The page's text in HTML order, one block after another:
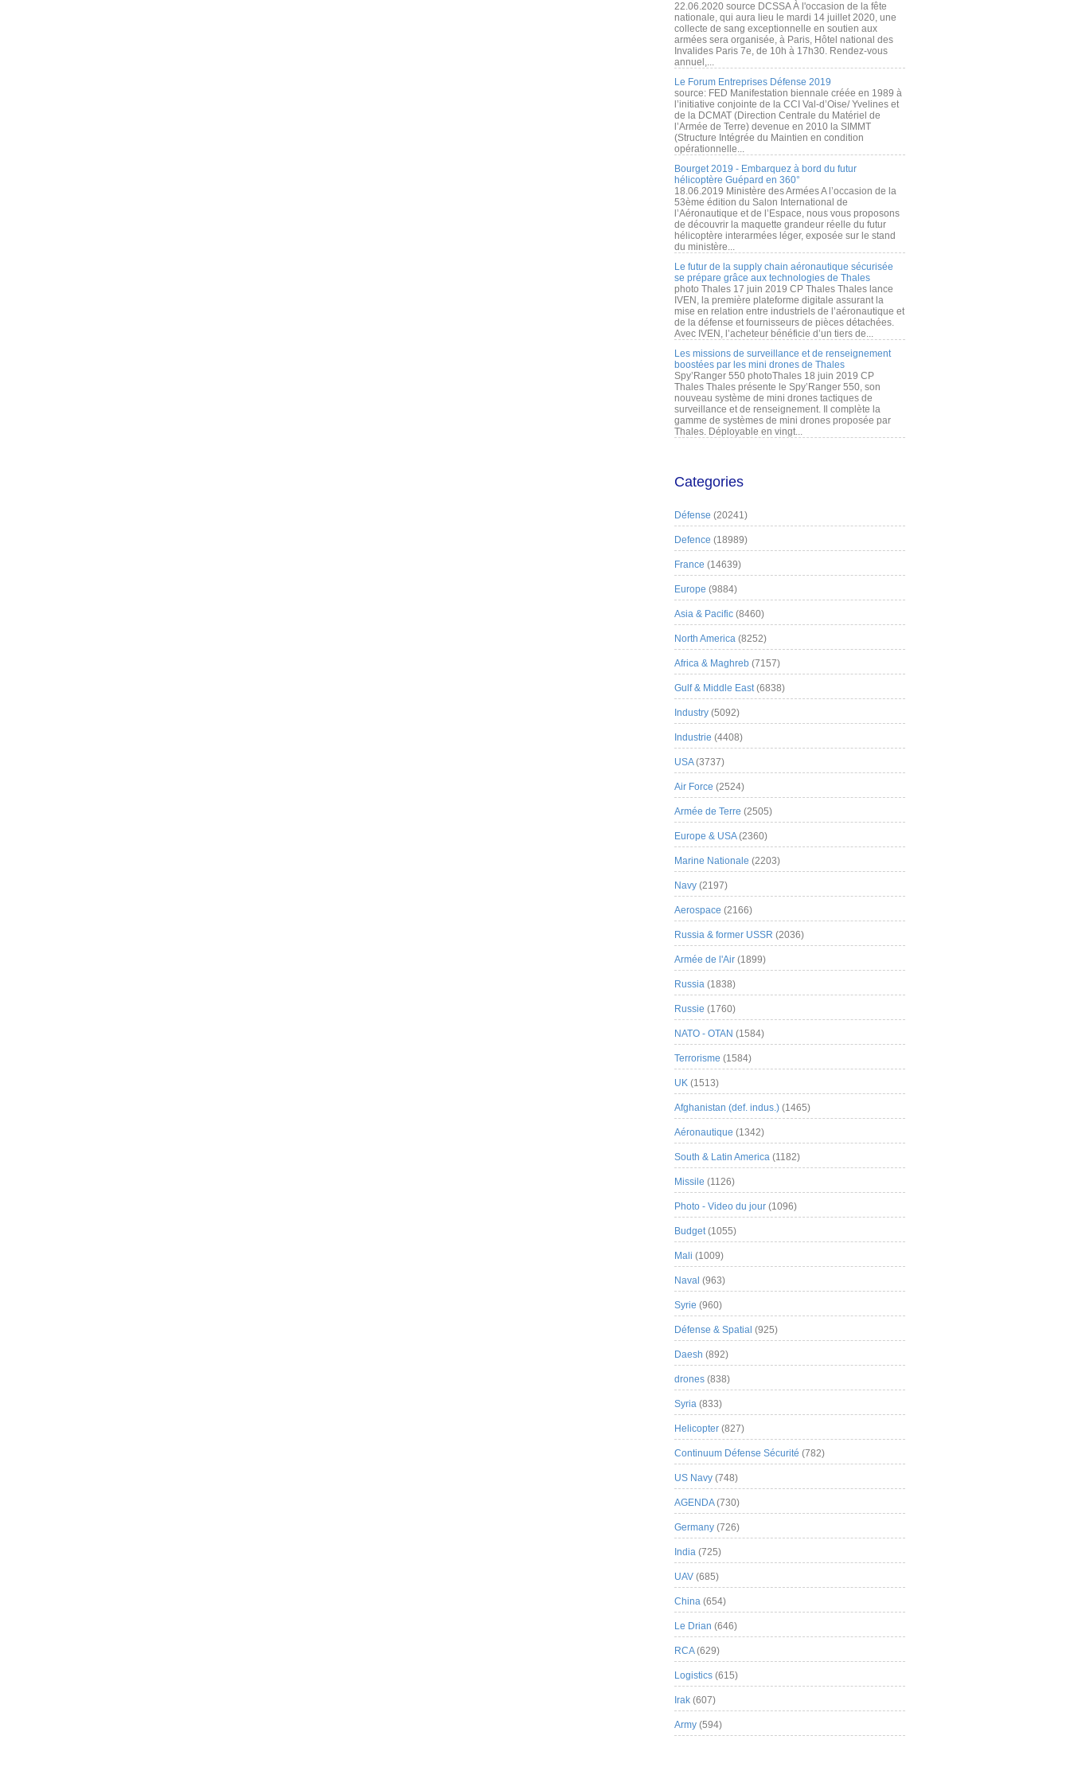
22.06.2020 source DCSSA À l'occasion de la fête
nationale, qui aura lieu le mardi 14 juillet 2020, une
collecte de sang exceptionnelle en soutien aux
armées sera organisée, à Paris, Hôtel national des
Invalides Paris 7e, de 10h à 17h30. Rendez-vous
annuel,...
Le Forum Entreprises Défense 2019
source: FED Manifestation biennale créée en 1989 à
l’initiative conjointe de la CCI Val-d’Oise/ Yvelines et
de la DCMAT (Direction Centrale du Matériel de
l’Armée de Terre) devenue en 2010 la SIMMT
(Structure Intégrée du Maintien en condition
opérationnelle...
Bourget 2019 - Embarquez à bord du futur
hélicoptère Guépard en 360°
18.06.2019 Ministère des Armées A l’occasion de la
53ème édition du Salon International de
l’Aéronautique et de l’Espace, nous vous proposons
de découvrir la maquette grandeur réelle du futur
hélicoptère interarmées léger, exposée sur le stand
du ministère...
Le futur de la supply chain aéronautique sécurisée
se prépare grâce aux technologies de Thales
photo Thales 17 juin 2019 CP Thales Thales lance
IVEN, la première plateforme digitale assurant la
mise en relation entre industriels de l’aéronautique et
de la défense et fournisseurs de pièces détachées.
Avec IVEN, l’acheteur bénéficie d’un tiers de...
Les missions de surveillance et de renseignement
boostées par les mini drones de Thales
Spy’Ranger 550 photoThales 18 juin 2019 CP
Thales Thales présente le Spy’Ranger 550, son
nouveau système de mini drones tactiques de
surveillance et de renseignement. Il complète la
gamme de systèmes de mini drones proposée par
Thales. Déployable en vingt...
Categories
Défense (20241)
Defence (18989)
France (14639)
Europe (9884)
Asia & Pacific (8460)
North America (8252)
Africa & Maghreb (7157)
Gulf & Middle East(6838)
Industry (5092)
Industrie (4408)
USA(3737)
Air Force (2524)
Armée de Terre (2505)
Europe & USA(2360)
Marine Nationale (2203)
Navy (2197)
Aerospace (2166)
Russia & former USSR (2036)
Armée de l'Air (1899)
Russia (1838)
Russie (1760)
NATO - OTAN (1584)
Terrorisme (1584)
UK (1513)
Afghanistan (def. indus.) (1465)
Aéronautique (1342)
South & Latin America (1182)
Missile (1126)
Photo - Video du jour (1096)
Budget(1055)
Mali (1009)
Naval (963)
Syrie (960)
Défense & Spatial (925)
Daesh (892)
drones (838)
Syria (833)
Helicopter (827)
Continuum Défense Sécurité (782)
US Navy (748)
AGENDA(730)
Germany (726)
India (725)
UAV (685)
China (654)
Le Drian (646)
RCA(629)
Logistics (615)
Irak (607)
Army (594)